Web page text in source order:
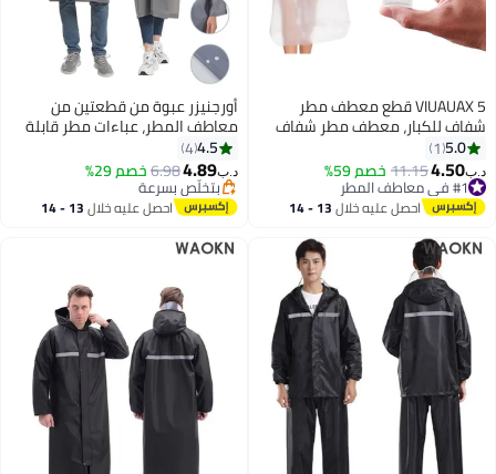
VIUAUAX 5 قطع معطف مطر
شفاف للكبار، معطف مطر شفاف
للكبار، معطف مطر للجنسين قابل
للتصرف من البونشو البلاستيكي
المضغوط المحمول بجيب مضغوط،
معطف مطر طويل ملفوف بشكل
فردي مع غطاء للرأس للنساء
والرجال للسفر في الهواء الطلق -
5.0
1
د.ب‏4.50
11.15خصم 59%
#1 في معاطف المطر
#1 في معاطف المطر احصل عليه خلال 13 - 14
أورجنيزر عبوة من قطعتين من
معاطف المطر، عباءات مطر قابلة
لإعادة الاستخدام من مادة إي في
إيه للبالغين مع غطاء رأس برباط
للنساء والرجال والتخييم والمشي
لمسافات طويلة والسفر
4.5
4
د.ب‏4.89
6.98خصم 29%
بتخلّص بسرعة
بتخلّص بسرعةاحصل عليه خلال 13 - 14